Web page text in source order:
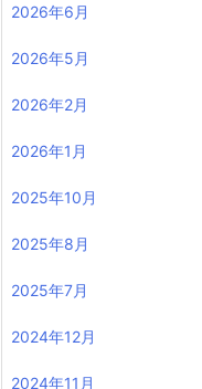
2026年6月
2026年5月
2026年2月
2026年1月
2025年10月
2025年8月
2025年7月
2024年12月
2024年11月